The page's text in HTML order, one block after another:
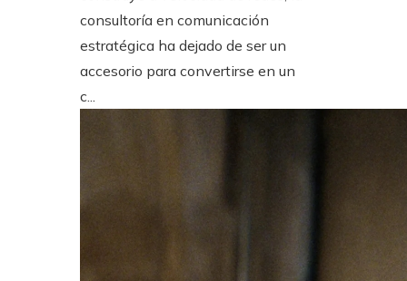
consultoría en comunicación
estratégica ha dejado de ser un
accesorio para convertirse en un
c...